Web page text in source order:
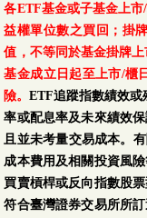
業債券基金-配息型-
新臺幣-N
(本基金有一定比重得
投資於非投資等級之
高風險債券且配息來
源可能為本金)
第一金美國100大企
業債券基金-配息型-
美元-N
各ETF基金或子基金上
益權單位數之買回；掛
值，不等同於基金掛牌
基金成立日起至上市/櫃
險。ETF追蹤指數績效或
率或配息率及未來績效
且並未考量交易成本。
成本費用及相關投資風
買賣槓桿或反向指數股
符合臺灣證券交易所所